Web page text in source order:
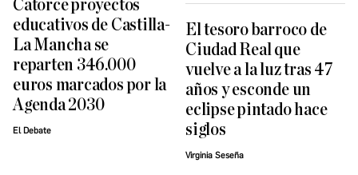
Catorce proyectos
educativos de Castilla-
La Mancha se
reparten 346.000
euros marcados por la
Agenda 2030
El Debate
El tesoro barroco de
Ciudad Real que
vuelve a la luz tras 47
años y esconde un
eclipse pintado hace
siglos
Virginia Seseña